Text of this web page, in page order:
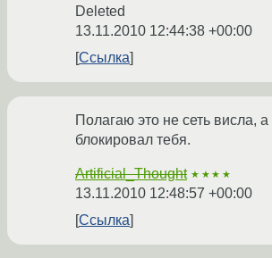
Deleted
13.11.2010 12:44:38 +00:00
Ссылка
Полагаю это не сеть висла,
блокировал тебя.
Artificial_Thought ★★★★
13.11.2010 12:48:57 +00:00
Ссылка